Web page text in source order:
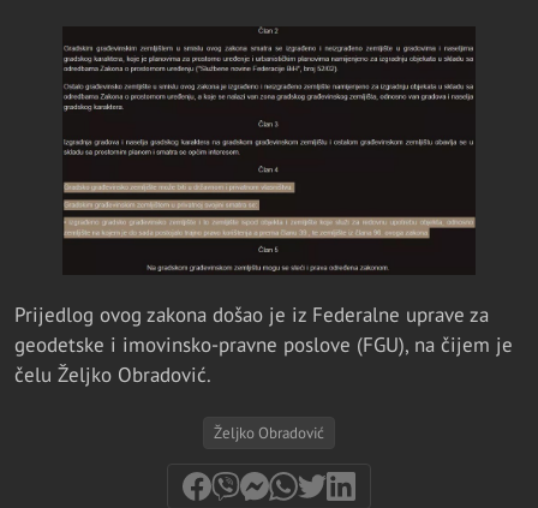
Prijedlog ovog zakona došao je iz Federalne uprave za
geodetske i imovinsko-pravne poslove (FGU), na čijem je
čelu Željko Obradović.
Željko Obradović